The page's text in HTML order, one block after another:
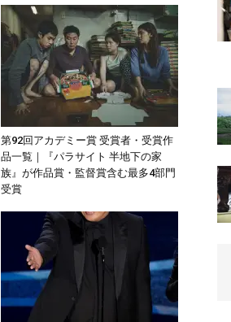
第92回アカデミー賞 受賞者・受賞作
品一覧｜『パラサイト 半地下の家
族』が作品賞・監督賞含む最多4部門
受賞